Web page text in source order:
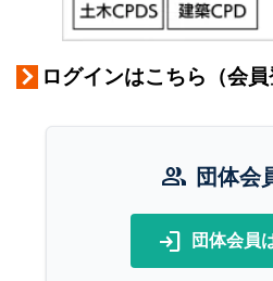
ログインはこちら（会員
group 団体会
login 団体会員